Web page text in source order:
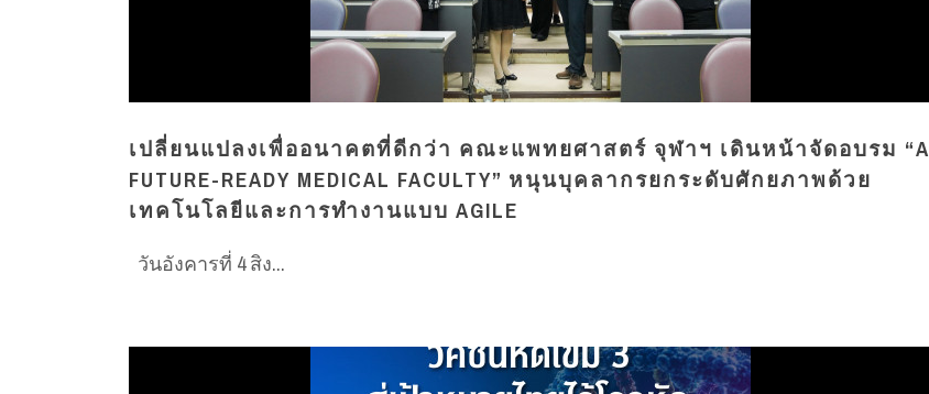
เปลี่ยนแปลงเพื่ออนาคตที่ดีกว่า คณะแพทยศาสตร์ จุฬาฯ เดินหน้าจัดอบรม “A
FUTURE-READY MEDICAL FACULTY” หนุนบุคลากรยกระดับศักยภาพด้วย
เทคโนโลยีและการทำงานแบบ AGILE
วันอังคารที่ 4 สิง...